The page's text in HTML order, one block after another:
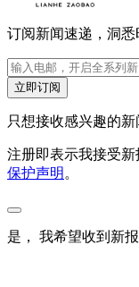
订阅新闻速递，洞悉
立即订阅
只想接收感兴趣的新
注册即表示我接受
保护声明 。
是， 我希望收到新